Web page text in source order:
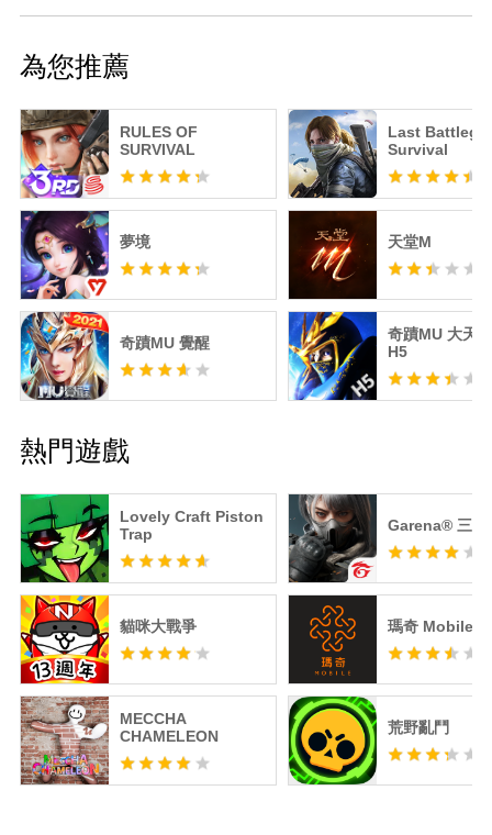
為您推薦
RULES OF
SURVIVAL
Last
Survival
夢境 天堂M
奇蹟MU 覺醒
奇蹟MU 大天
H5
熱門遊戲
Lovely Craft Piston
Trap
貓咪大戰爭
MECCHA
CHAMELEON
Garena® 三角
瑪奇 Mobile
荒野亂鬥